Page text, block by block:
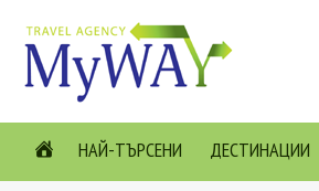
НАЙ-ТЪРСЕНИ ДЕСТИНАЦИИ